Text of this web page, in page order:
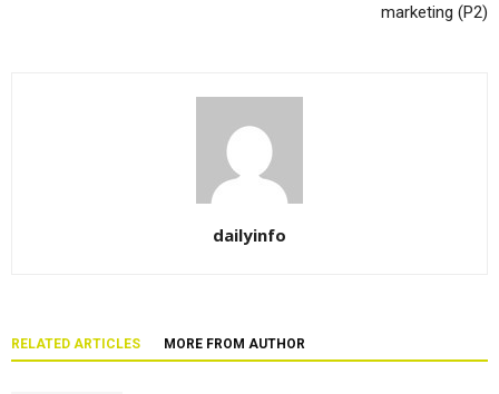
marketing (P2)
dailyinfo
RELATED ARTICLES MORE FROM AUTHOR